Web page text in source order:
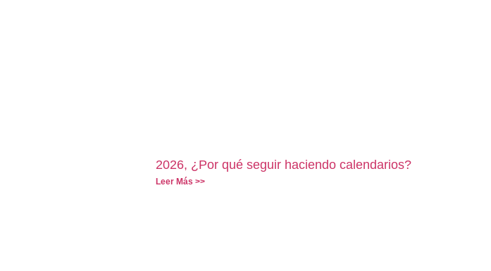
2026, ¿Por qué seguir haciendo calendarios?
Leer Más >>